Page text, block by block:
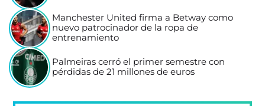
Manchester United firma a Betway como
nuevo patrocinador de la ropa de
entrenamiento
Palmeiras cerró el primer semestre con
pérdidas de 21 millones de euros